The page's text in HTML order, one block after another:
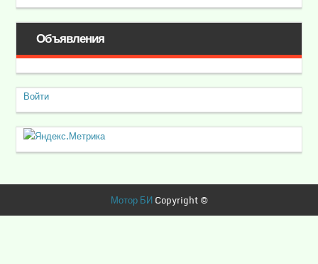
Объявления
Войти
Мотор БИCopyright ©